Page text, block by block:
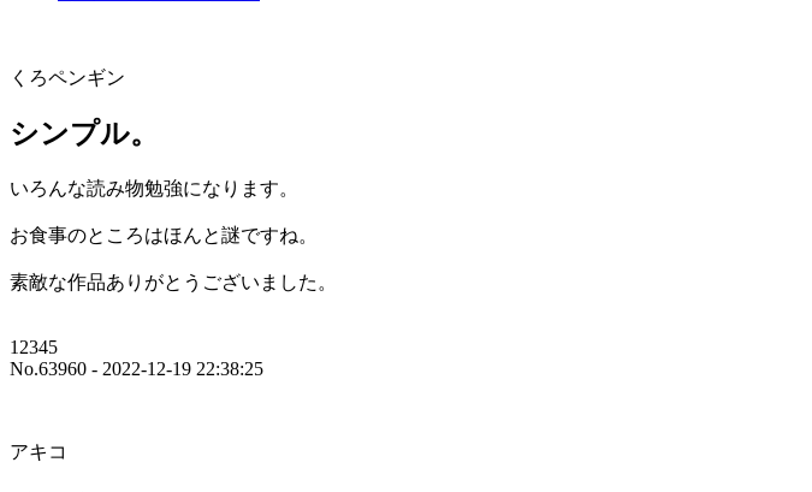
くろペンギン
シンプル。
いろんな読み物勉強になります。
お食事のところはほんと謎ですね。
素敵な作品ありがとうございました。
12345
No.63960 - 2022-12-19 22:38:25
アキコ